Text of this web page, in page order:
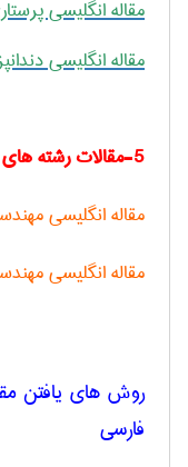
مقاله انگلیسی
مقاله انگلیسی
5-مقالات رشته های کشاورزی :
مقاله انگلیسی
مقاله انگلیسی
روش های یافتن
فارسی